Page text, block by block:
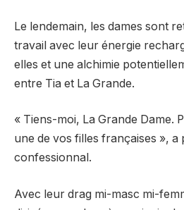
Le lendemain, les dames sont
travail avec leur énergie
elles et une alchimie
entre Tia et La Grande.
« Tiens-moi, La Grande Dame.
une de vos filles françaises », a
confessionnal.
Avec leur drag mi-masc mi-